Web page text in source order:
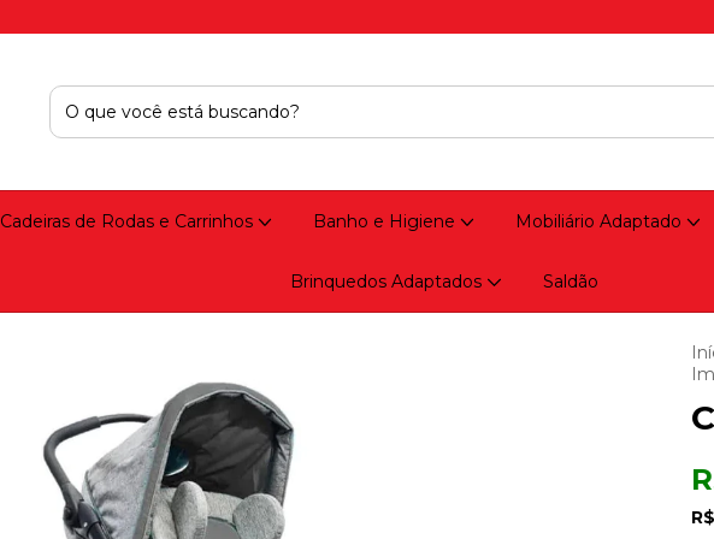
Cadeiras de Rodas e Carrinhos Banho e Higiene Mobiliário Adaptado
Brinquedos Adaptados Saldão